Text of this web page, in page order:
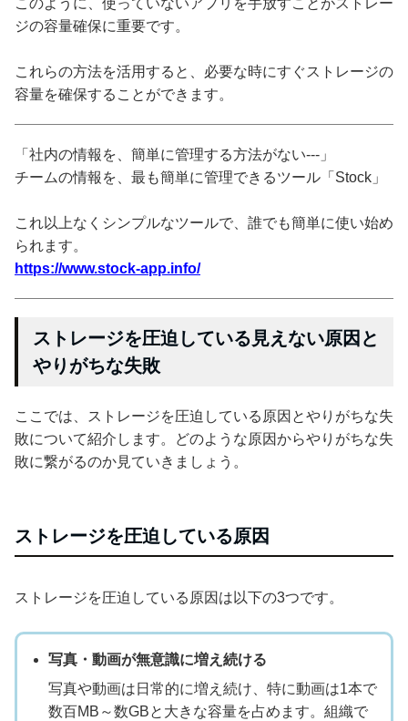
このように、使っていないアプリを手放すことがストレー
ジの容量確保に重要です。
これらの方法を活用すると、必要な時にすぐストレージの
容量を確保することができます。
「社内の情報を、簡単に管理する方法がない---」
チームの情報を、最も簡単に管理できるツール「Stock」
これ以上なくシンプルなツールで、誰でも簡単に使い始め
られます。
https://www.stock-app.info/
ストレージを圧迫している見えない原因と
やりがちな失敗
ここでは、ストレージを圧迫している原因とやりがちな失
敗について紹介します。どのような原因からやりがちな失
敗に繋がるのか見ていきましょう。
ストレージを圧迫している原因
ストレージを圧迫している原因は以下の3つです。
写真・動画が無意識に増え続ける
写真や動画は日常的に増え続け、特に動画は1本で
数百MB～数GBと大きな容量を占めます。組織で